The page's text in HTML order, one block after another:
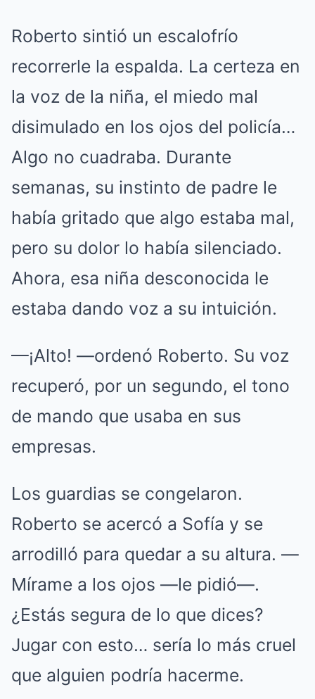
Roberto sintió un escalofrío
recorrerle la espalda. La certeza en
la voz de la niña, el miedo mal
disimulado en los ojos del policía…
Algo no cuadraba. Durante
semanas, su instinto de padre le
había gritado que algo estaba mal,
pero su dolor lo había silenciado.
Ahora, esa niña desconocida le
estaba dando voz a su intuición.
—¡Alto! —ordenó Roberto. Su voz
recuperó, por un segundo, el tono
de mando que usaba en sus
empresas.
Los guardias se congelaron.
Roberto se acercó a Sofía y se
arrodilló para quedar a su altura. —
Mírame a los ojos —le pidió—.
¿Estás segura de lo que dices?
Jugar con esto… sería lo más cruel
que alguien podría hacerme.